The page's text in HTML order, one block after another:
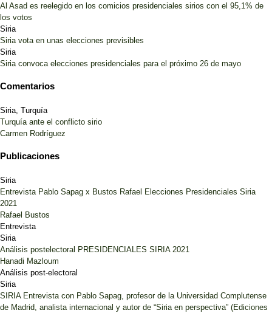
Al Asad es reelegido en los comicios presidenciales sirios con el 95,1% de
los votos
Siria
Siria vota en unas elecciones previsibles
Siria
Siria convoca elecciones presidenciales para el próximo 26 de mayo
Comentarios
Siria, Turquía
Turquía ante el conflicto sirio
Carmen Rodríguez
Publicaciones
Siria
Entrevista Pablo Sapag x Bustos Rafael Elecciones Presidenciales Siria
2021
Rafael Bustos
Entrevista
Siria
Análisis postelectoral PRESIDENCIALES SIRIA 2021
Hanadi Mazloum
Análisis post-electoral
Siria
SIRIA Entrevista con Pablo Sapag, profesor de la Universidad Complutense
de Madrid, analista internacional y autor de “Siria en perspectiva” (Ediciones